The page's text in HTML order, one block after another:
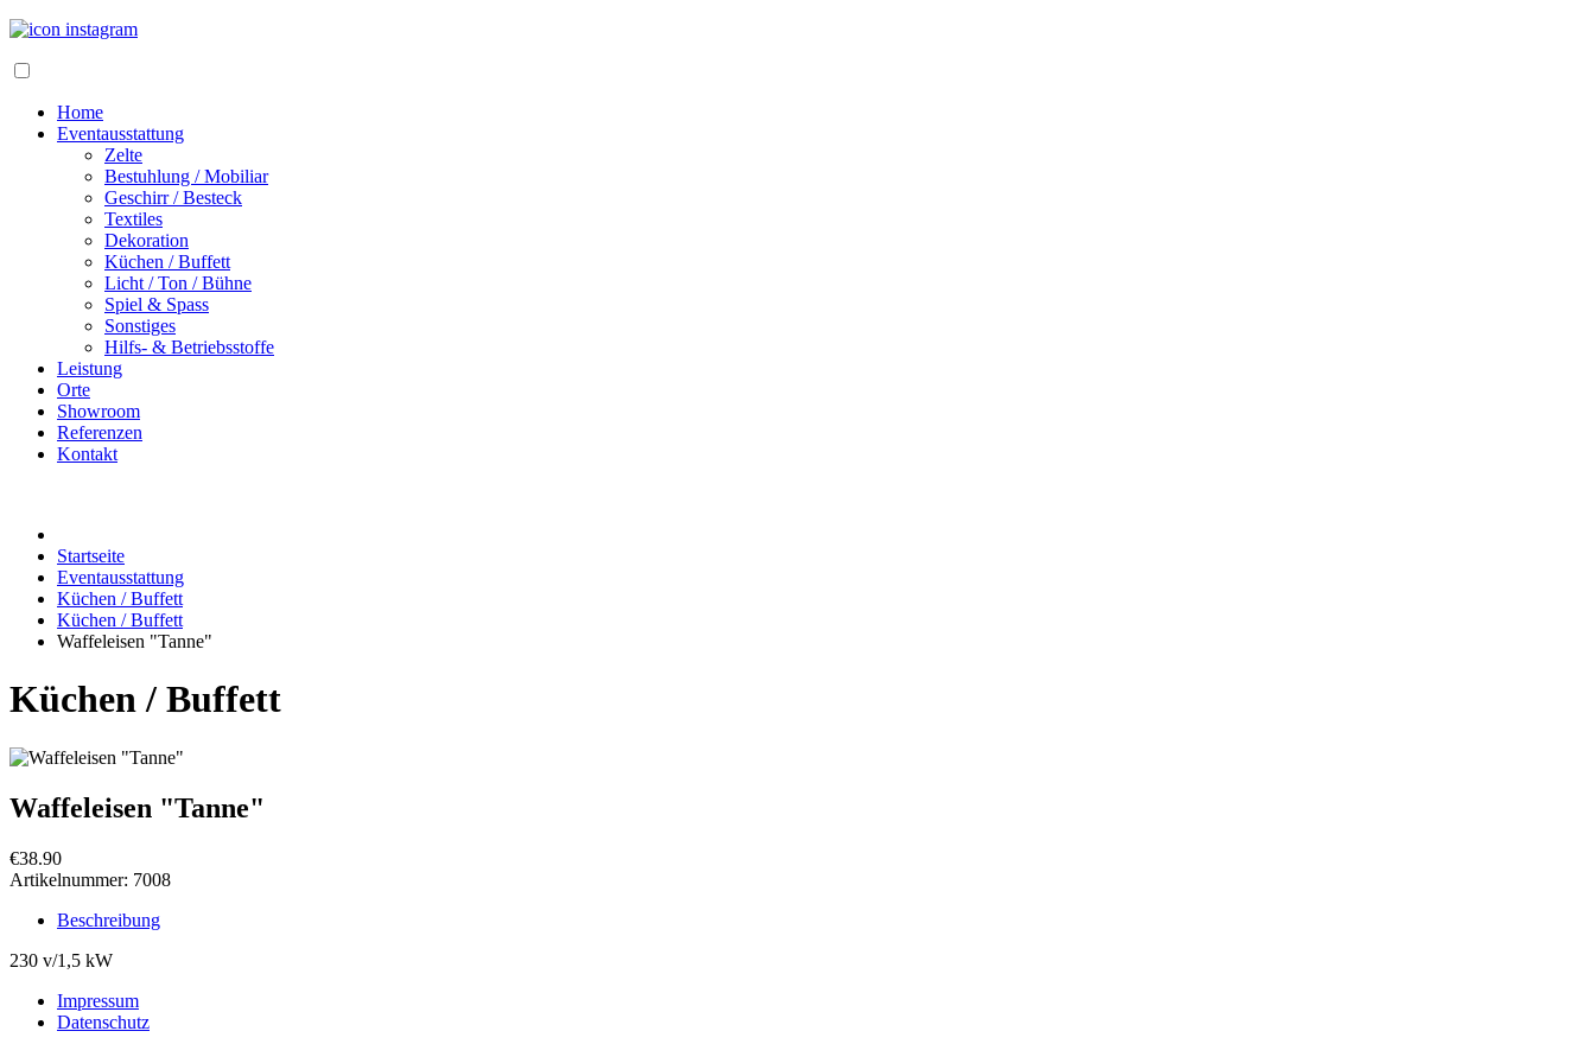
Home
Eventausstattung
Zelte
Bestuhlung / Mobiliar
Geschirr / Besteck
Textiles
Dekoration
Küchen / Buffett
Licht / Ton / Bühne
Spiel & Spass
Sonstiges
Hilfs- & Betriebsstoffe
Leistung
Orte
Showroom
Referenzen
Kontakt
Startseite
Eventausstattung
Küchen / Buffett
Küchen / Buffett
Waffeleisen "Tanne"
Küchen / Buffett
Waffeleisen "Tanne"
€38.90
Artikelnummer: 7008
Beschreibung
230 v/1,5 kW
Impressum
Datenschutz